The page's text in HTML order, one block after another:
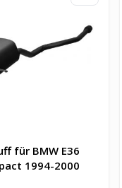
für BMW E36
1994-2000